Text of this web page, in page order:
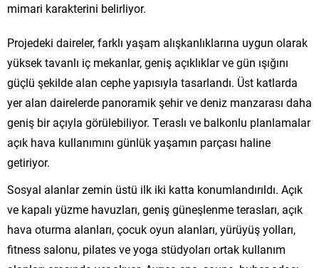
mimari karakterini belirliyor.
Projedeki daireler, farklı yaşam alışkanlıklarına uygun olarak
yüksek tavanlı iç mekanlar, geniş açıklıklar ve gün ışığını
güçlü şekilde alan cephe yapısıyla tasarlandı. Üst katlarda
yer alan dairelerde panoramik şehir ve deniz manzarası daha
geniş bir açıyla görülebiliyor. Teraslı ve balkonlu planlamalar
açık hava kullanımını günlük yaşamın parçası haline
getiriyor.
Sosyal alanlar zemin üstü ilk iki katta konumlandırıldı. Açık
ve kapalı yüzme havuzları, geniş güneşlenme terasları, açık
hava oturma alanları, çocuk oyun alanları, yürüyüş yolları,
fitness salonu, pilates ve yoga stüdyoları ortak kullanım